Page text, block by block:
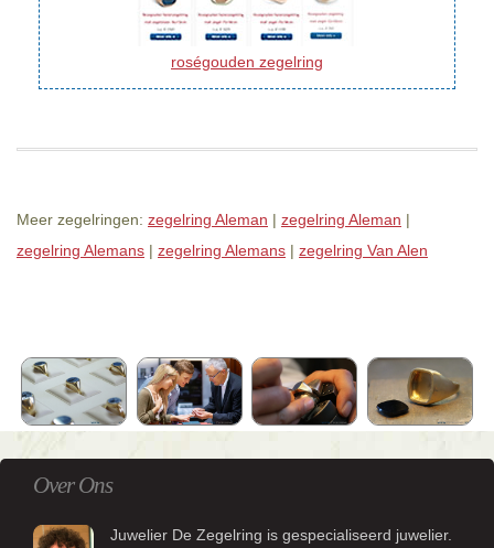
roségouden zegelring
Meer zegelringen: zegelring Aleman | zegelring Aleman |
zegelring Alemans | zegelring Alemans | zegelring Van Alen
Over Ons
Juwelier De Zegelring is gespecialiseerd juwelier.